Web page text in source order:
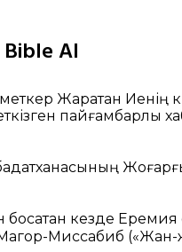
AI
Жаратқан Иенің
пайғамбарлық
кезде
Миссабиб («Жан-